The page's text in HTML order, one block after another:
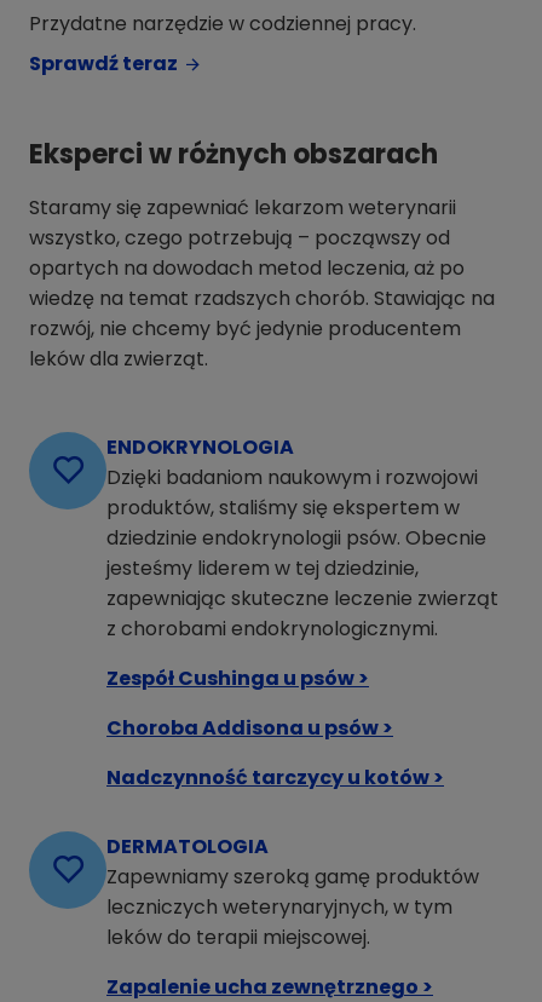
Przydatne narzędzie w codziennej pracy.
Sprawdź teraz
Eksperci w różnych obszarach
Staramy się zapewniać lekarzom weterynarii
wszystko, czego potrzebują – począwszy od
opartych na dowodach metod leczenia, aż po
wiedzę na temat rzadszych chorób. Stawiając na
rozwój, nie chcemy być jedynie producentem
leków dla zwierząt.
ENDOKRYNOLOGIA
Dzięki badaniom naukowym i rozwojowi
produktów, staliśmy się ekspertem w
dziedzinie endokrynologii psów. Obecnie
jesteśmy liderem w tej dziedzinie,
zapewniając skuteczne leczenie zwierząt
z chorobami endokrynologicznymi.
Zespół Cushinga u psów >
Choroba Addisona u psów >
Nadczynność tarczycy u kotów >
DERMATOLOGIA
Zapewniamy szeroką gamę produktów
leczniczych weterynaryjnych, w tym
leków do terapii miejscowej.
Zapalenie ucha zewnętrznego >